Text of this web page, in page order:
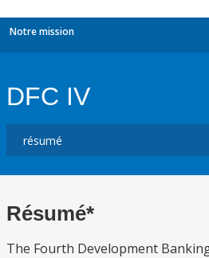
Notre mission
DFC IV
Résumé*
The Fourth Development